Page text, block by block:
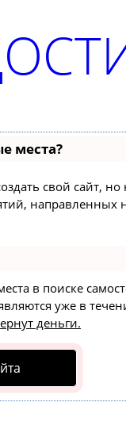
места?
свой сайт,
в поиске
уже в
деньги.